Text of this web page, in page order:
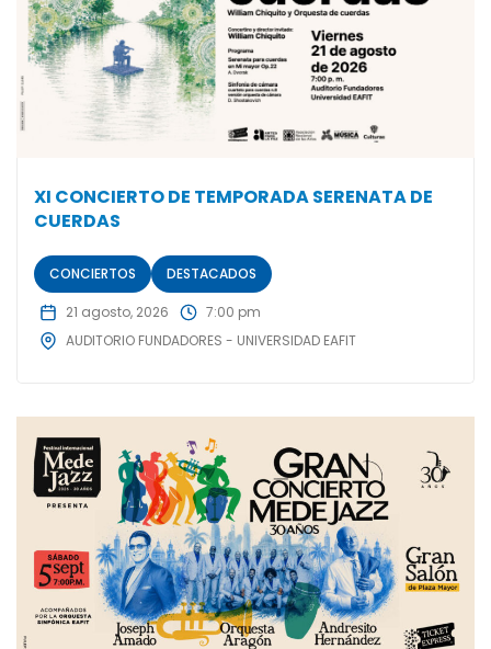
XI CONCIERTO DE TEMPORADA SERENATA DE
CUERDAS
CONCIERTOS DESTACADOS
21 agosto, 2026
7:00 pm
AUDITORIO FUNDADORES - UNIVERSIDAD EAFIT